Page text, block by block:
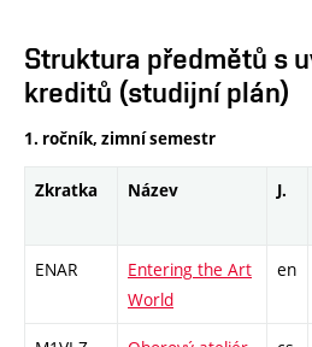
Struktura předmětů s
kreditů (studijní plán)
1. ročník, zimní semestr
Zkratka Název J.
ENAR
Entering the Art
World
en